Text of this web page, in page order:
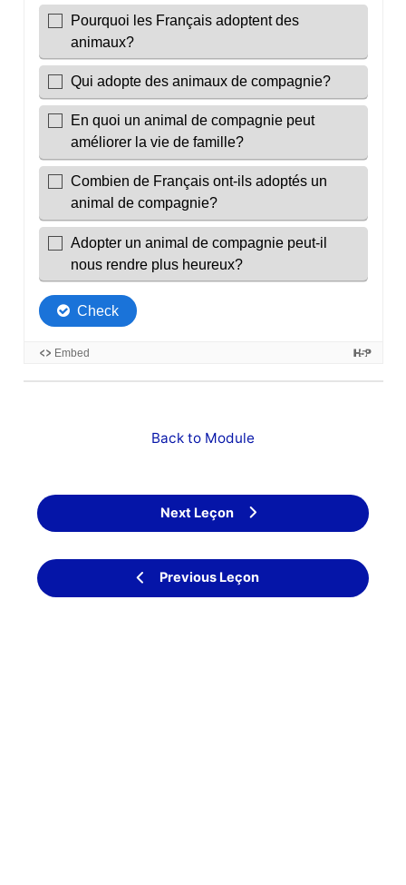
Previous Leçon
Back to Module
Next Leçon